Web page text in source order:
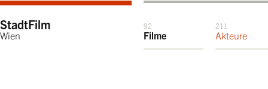
StadtFilm
Wien
92
Filme
211
Akteure